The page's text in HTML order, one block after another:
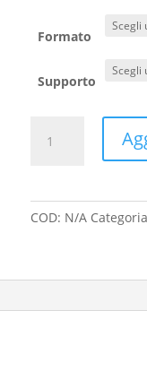
Formato
Supporto
Tokyo
COD: N/A